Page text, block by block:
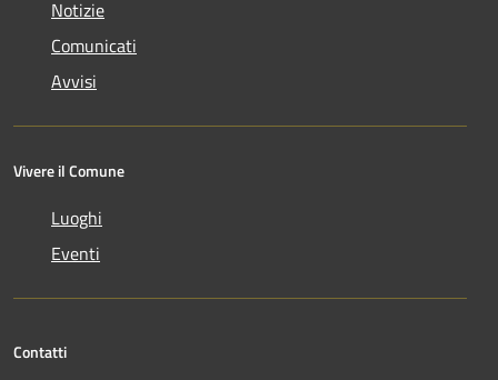
Notizie
Comunicati
Avvisi
Vivere il Comune
Luoghi
Eventi
Contatti